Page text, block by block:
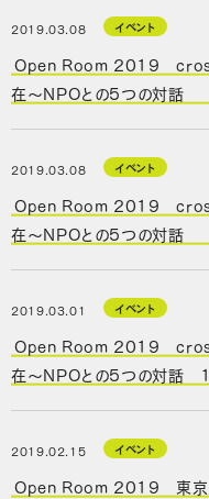
2019.03.08 イベント
Open Room 2019 cross
在〜NPOとの5つの対話 3
2019.03.08 イベント
Open Room 2019 cross
在〜NPOとの5つの対話 2
2019.03.01 イベント
Open Room 2019 cross
在〜NPOとの5つの対話 1.
2019.02.15 イベント
Open Room 2019 東京ア